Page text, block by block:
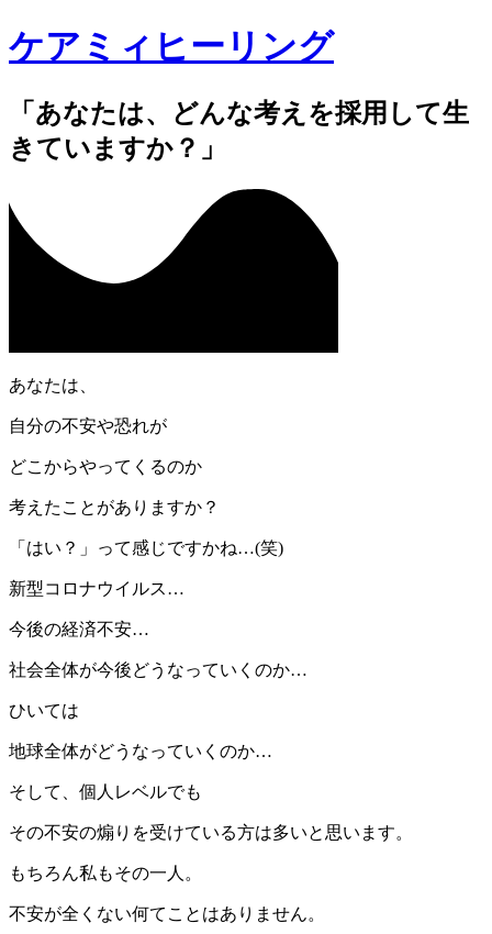
ケアミィヒーリング
「あなたは、どんな考えを採用して生
きていますか？」
あなたは、
自分の不安や恐れが
どこからやってくるのか
考えたことがありますか？
「はい？」って感じですかね…(笑)
新型コロナウイルス…
今後の経済不安…
社会全体が今後どうなっていくのか…
ひいては
地球全体がどうなっていくのか…
そして、個人レベルでも
その不安の煽りを受けている方は多いと思います。
もちろん私もその一人。
不安が全くない何てことはありません。